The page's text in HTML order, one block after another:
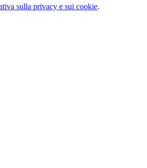
sulla privacy e sui cookie.